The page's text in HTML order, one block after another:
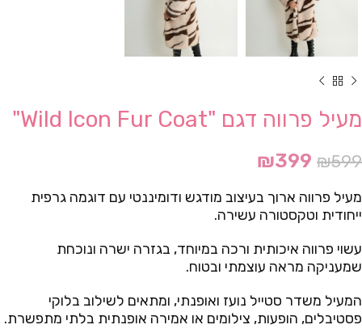
מעיל פרווה דגם "Wild Icon Fur Coat"
₪599
₪399
מעיל פרווה ארוך בעיצוב מודגש ודומיננטי עם דוגמה גרפית
ייחודית וטקסטורה עשירה.
עשוי פרווה איכותית ורכה במיוחד, בגזרה ישרה ונוכחת
שמעניקה מראה עוצמתי ובטוח.
המעיל משדר סטייל נועז ואופנתי, ומתאים לשילוב בלוקי
פסטיבלים, הופעות, צילומים או אמירה אופנתית בלתי מתפשרת.